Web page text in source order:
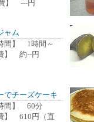
】 ---円
ャム
間】 1時間～
】 約--円
でチーズケーキ
間】 60分
】 610円（直